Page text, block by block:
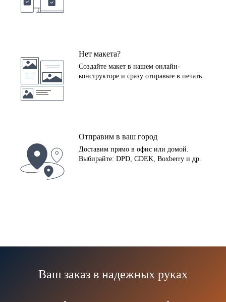
Нет макета?
Создайте макет в нашем онлайн-
конструкторе и сразу отправьте в печать.
Отправим в ваш город
Доставим прямо в офис или домой.
Выбирайте: DPD, CDEK, Boxberry и др.
Ваш заказ в надежных руках